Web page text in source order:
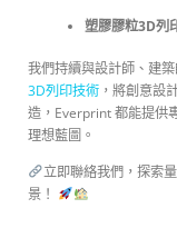
塑膠膠粒3D列
我們持續與設計師、建
3D列印技術 ，將創意設
造，Everprint 都能提供
理想藍圖。
立即聯絡我們，探索
景！